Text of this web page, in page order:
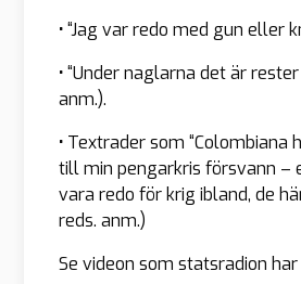
•“Jag var redo med gun eller
•“Under naglarna det är
anm.).
• Textrader som “Colombiana
till min pengarkris försvann –
vara redo för krig ibland, de
reds. anm.)
Se videon som statsradion